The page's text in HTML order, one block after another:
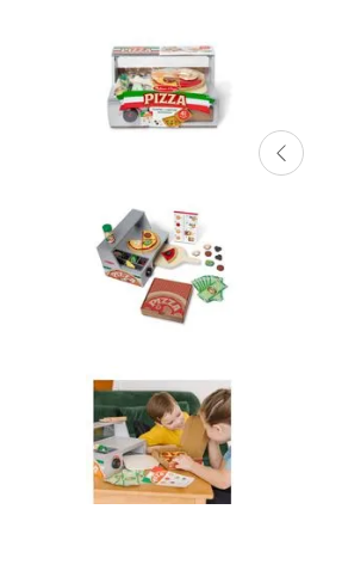
Muñecas
Construcción
Vehículos y Pistas